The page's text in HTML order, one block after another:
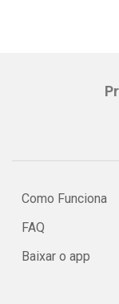
Como Funciona
FAQ
Baixar o app